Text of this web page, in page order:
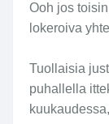
Katselin
Ooh jos
lokeroiva
Tuollaisia
puhallella